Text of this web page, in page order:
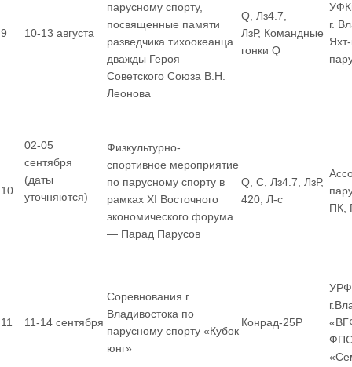
9 10-13 августа
парусному спорту,
посвященные памяти
разведчика тихоокеанца
дважды Героя
Советского Союза В.Н.
Леонова
Q, Лз4.7,
ЛзР, Командные
гонки Q
г.
10
02-05
сентября
(даты
уточняются)
Физкультурно-
спортивное мероприятие
по парусному спорту в
рамках XI Восточного
экономического форума
— Парад Парусов
Q, С, Лз4.7, ЛзР,
420, Л-с
ПК,
11 11-14 сентября
Соревнования г.
Владивостока по
парусному спорту «Кубок
юнг»
Конрад-25Р